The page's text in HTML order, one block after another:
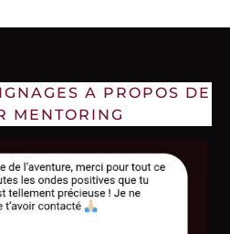
A PROPOS DE
MENTORING